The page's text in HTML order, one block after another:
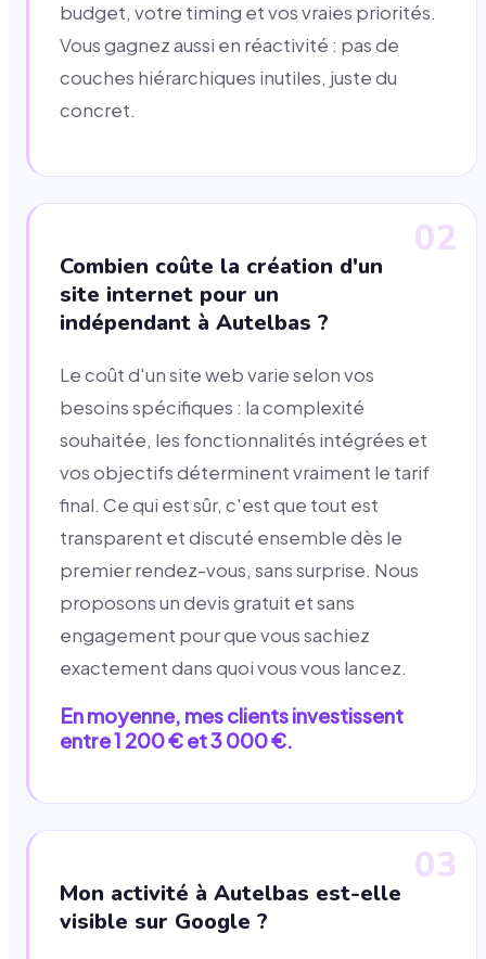
budget, votre timing et vos vraies priorités.
Vous gagnez aussi en réactivité : pas de
couches hiérarchiques inutiles, juste du
concret.
02
Combien coûte la création d'un
site internet pour un
indépendant à Autelbas ?
Le coût d'un site web varie selon vos
besoins spécifiques : la complexité
souhaitée, les fonctionnalités intégrées et
vos objectifs déterminent vraiment le tarif
final. Ce qui est sûr, c'est que tout est
transparent et discuté ensemble dès le
premier rendez-vous, sans surprise. Nous
proposons un devis gratuit et sans
engagement pour que vous sachiez
exactement dans quoi vous vous lancez.
En moyenne, mes clients investissent
entre 1 200 € et 3 000 €.
03
Mon activité à Autelbas est-elle
visible sur Google ?